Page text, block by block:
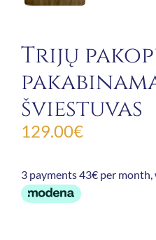
Trijų
šviestuvas
129.00€
3 payments 43€ per